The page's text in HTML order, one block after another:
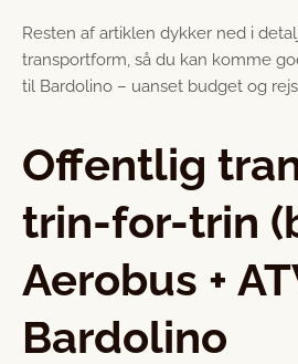
Resten af artiklen dykker ned i
transportform, så du kan komme
til Bardolino – uanset budget og
Offentlig
trin-for-trin
Aerobus +
Bardolino